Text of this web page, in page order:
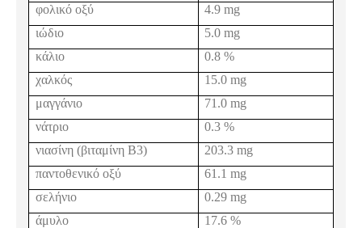
φολικό οξύ
4.9mg
ιώδιο
5.0mg
κάλιο
0.8 %
χαλκός
15.0mg
μαγγάνιο
71.0mg
νάτριο
0.3 %
νιασίνη (βιταμίνη Β3)
203.3mg
παντοθενικό οξύ
61.1mg
σελήνιο
0.29mg
άμυλο
17.6 %